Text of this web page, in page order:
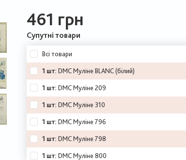
461 грн
Супутні товари
Всі товари
1 шт: DMC Муліне BLANC (білий)
1 шт: DMC Муліне 209
1 шт: DMC Муліне 310
1 шт: DMC Муліне 796
1 шт: DMC Муліне 798
1 шт: DMC Муліне 800